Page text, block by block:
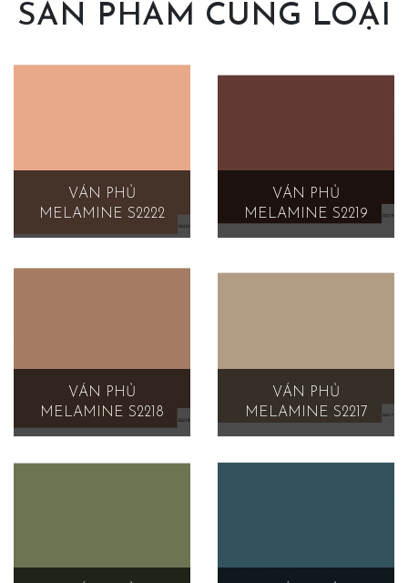
SẢN PHẨM CÙNG LOẠI
VÁN PHỦ
MELAMINE S2222
VÁN PHỦ
MELAMINE S2219
VÁN PHỦ
MELAMINE S2218
VÁN PHỦ
MELAMINE S2217